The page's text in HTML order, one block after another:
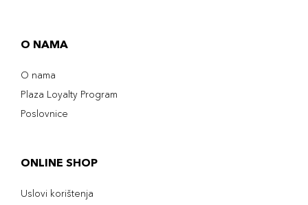
O NAMA
O nama
Plaza Loyalty Program
Poslovnice
ONLINE SHOP
Uslovi korištenja